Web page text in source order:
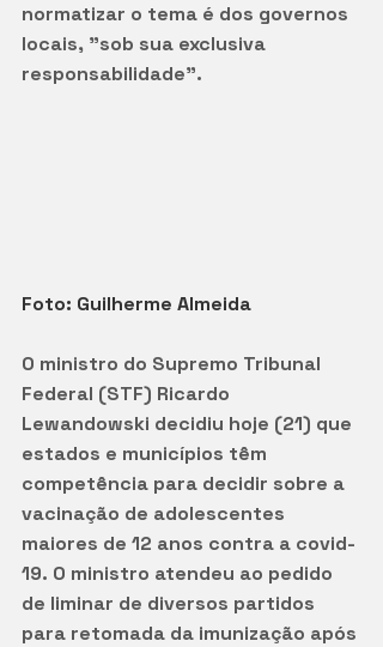
normatizar o tema é dos governos
locais, "sob sua exclusiva
responsabilidade".
Foto: Guilherme Almeida
O ministro do Supremo Tribunal
Federal (STF) Ricardo
Lewandowski decidiu hoje (21) que
estados e municípios têm
competência para decidir sobre a
vacinação de adolescentes
maiores de 12 anos contra a covid-
19. O ministro atendeu ao pedido
de liminar de diversos partidos
para retomada da imunização após